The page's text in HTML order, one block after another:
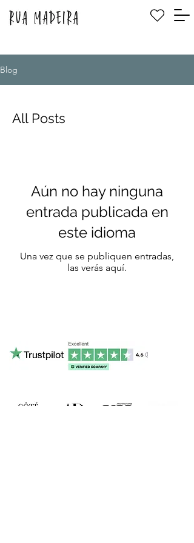
Blog
All Posts
Aún no hay ninguna
entrada publicada en
este idioma
Una vez que se publiquen entradas,
las verás aquí.